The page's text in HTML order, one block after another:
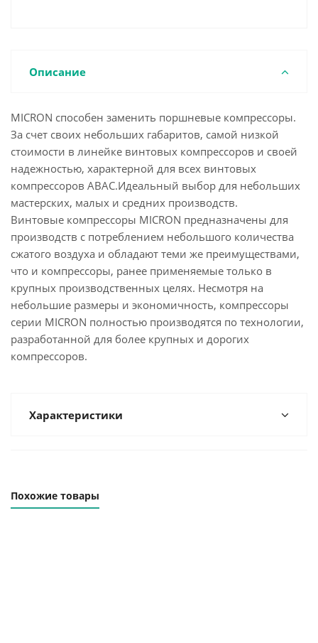
Описание
MICRON способен заменить поршневые компрессоры.
За счет своих небольших габаритов, самой низкой
стоимости в линейке винтовых компрессоров и своей
надежностью, характерной для всех винтовых
компрессоров АВАС.Идеальный выбор для небольших
мастерских, малых и средних производств.
Винтовые компрессоры MICRON предназначены для
производств с потреблением небольшого количества
сжатого воздуха и обладают теми же преимуществами,
что и компрессоры, ранее применяемые только в
крупных производственных целях. Несмотря на
небольшие размеры и экономичность, компрессоры
серии MICRON полностью производятся по технологии,
разработанной для более крупных и дорогих
компрессоров.
Характеристики
Похожие товары